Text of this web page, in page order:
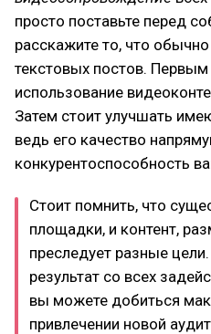
просто поставьте перед
расскажите то, что
текстовых постов.
использование
Затем стоит улучшать
ведь его качество
конкурентоспособность
Стоит помнить, что
площадки, и контент,
преследует разные
результат со всех
вы можете добиться
привлечении новой